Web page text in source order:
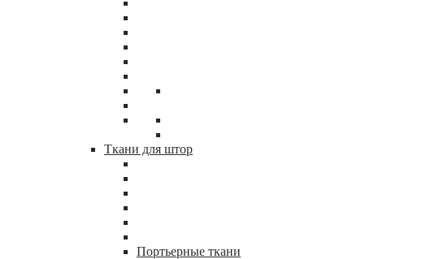
Ткани для штор
Портьерные ткани